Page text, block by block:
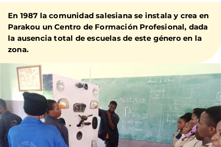
En 1987 la comunidad salesiana se instala y crea en
Parakou un Centro de Formación Profesional, dada
la ausencia total de escuelas de este género en la
zona.